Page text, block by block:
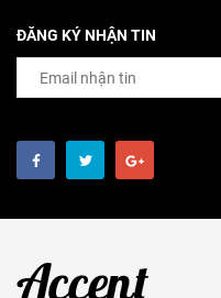
ĐĂNG KÝ NHẬN TIN